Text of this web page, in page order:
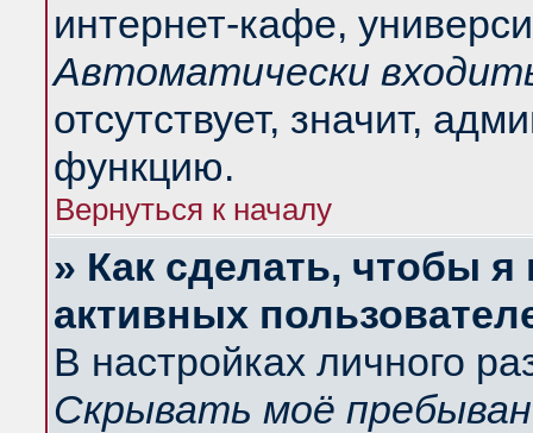
интернет-кафе,
Автоматически
отсутствует, значит,
функцию.
Вернуться к началу
» Как сделать, чтобы
активных
В настройках личного
Скрывать моё